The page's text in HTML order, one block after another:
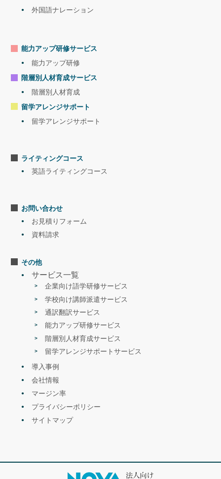
外国語ナレーション
能力アップ研修サービス
能力アップ研修
階層別人材育成サービス
階層別人材育成
留学アレンジサポート
留学アレンジサポート
ライティングコース
英語ライティングコース
お問い合わせ
お見積りフォーム
資料請求
その他
サービス一覧
企業向け語学研修サービス
学校向け講師派遣サービス
通訳翻訳サービス
能力アップ研修サービス
階層別人材育成サービス
留学アレンジサポートサービス
導入事例
会社情報
マージン率
プライバシーポリシー
サイトマップ